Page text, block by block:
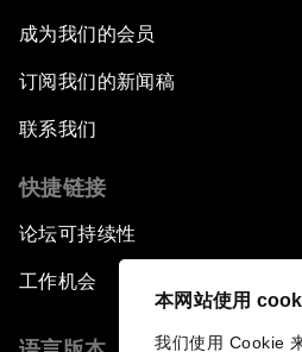
本网站使用
我们使用 Cookie
成为我们的会员
订阅我们的新闻稿
联系我们
快捷链接
论坛可持续性
工作机会